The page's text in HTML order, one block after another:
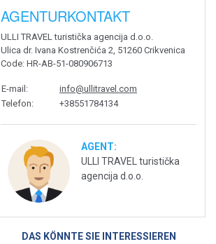
AGENTURKONTAKT
ULLI TRAVEL turistička agencija d.o.o.
Ulica dr. Ivana Kostrenčića 2, 51260 Crikvenica
Code: HR-AB-51-080906713
E-mail :
info@ullitravel.com
Telefon: +38551784134
AGENT:
ULLI TRAVEL turistička
agencija d.o.o.
DAS KÖNNTE SIE INTERESSIEREN